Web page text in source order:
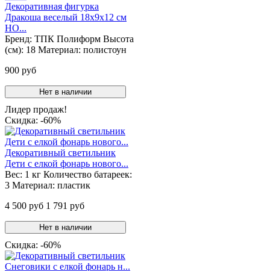
Декоративная фигурка
Дракоша веселый 18х9х12 см
НО...
Бренд: ТПК Полиформ Высота
(см): 18 Материал: полистоун
900 руб
Нет в наличии
Лидер продаж!
Cкидка: -60%
Декоративный светильник
Дети с елкой фонарь нового...
Вес: 1 кг Количество батареек:
3 Материал: пластик
4 500 руб 1 791 руб
Нет в наличии
Cкидка: -60%